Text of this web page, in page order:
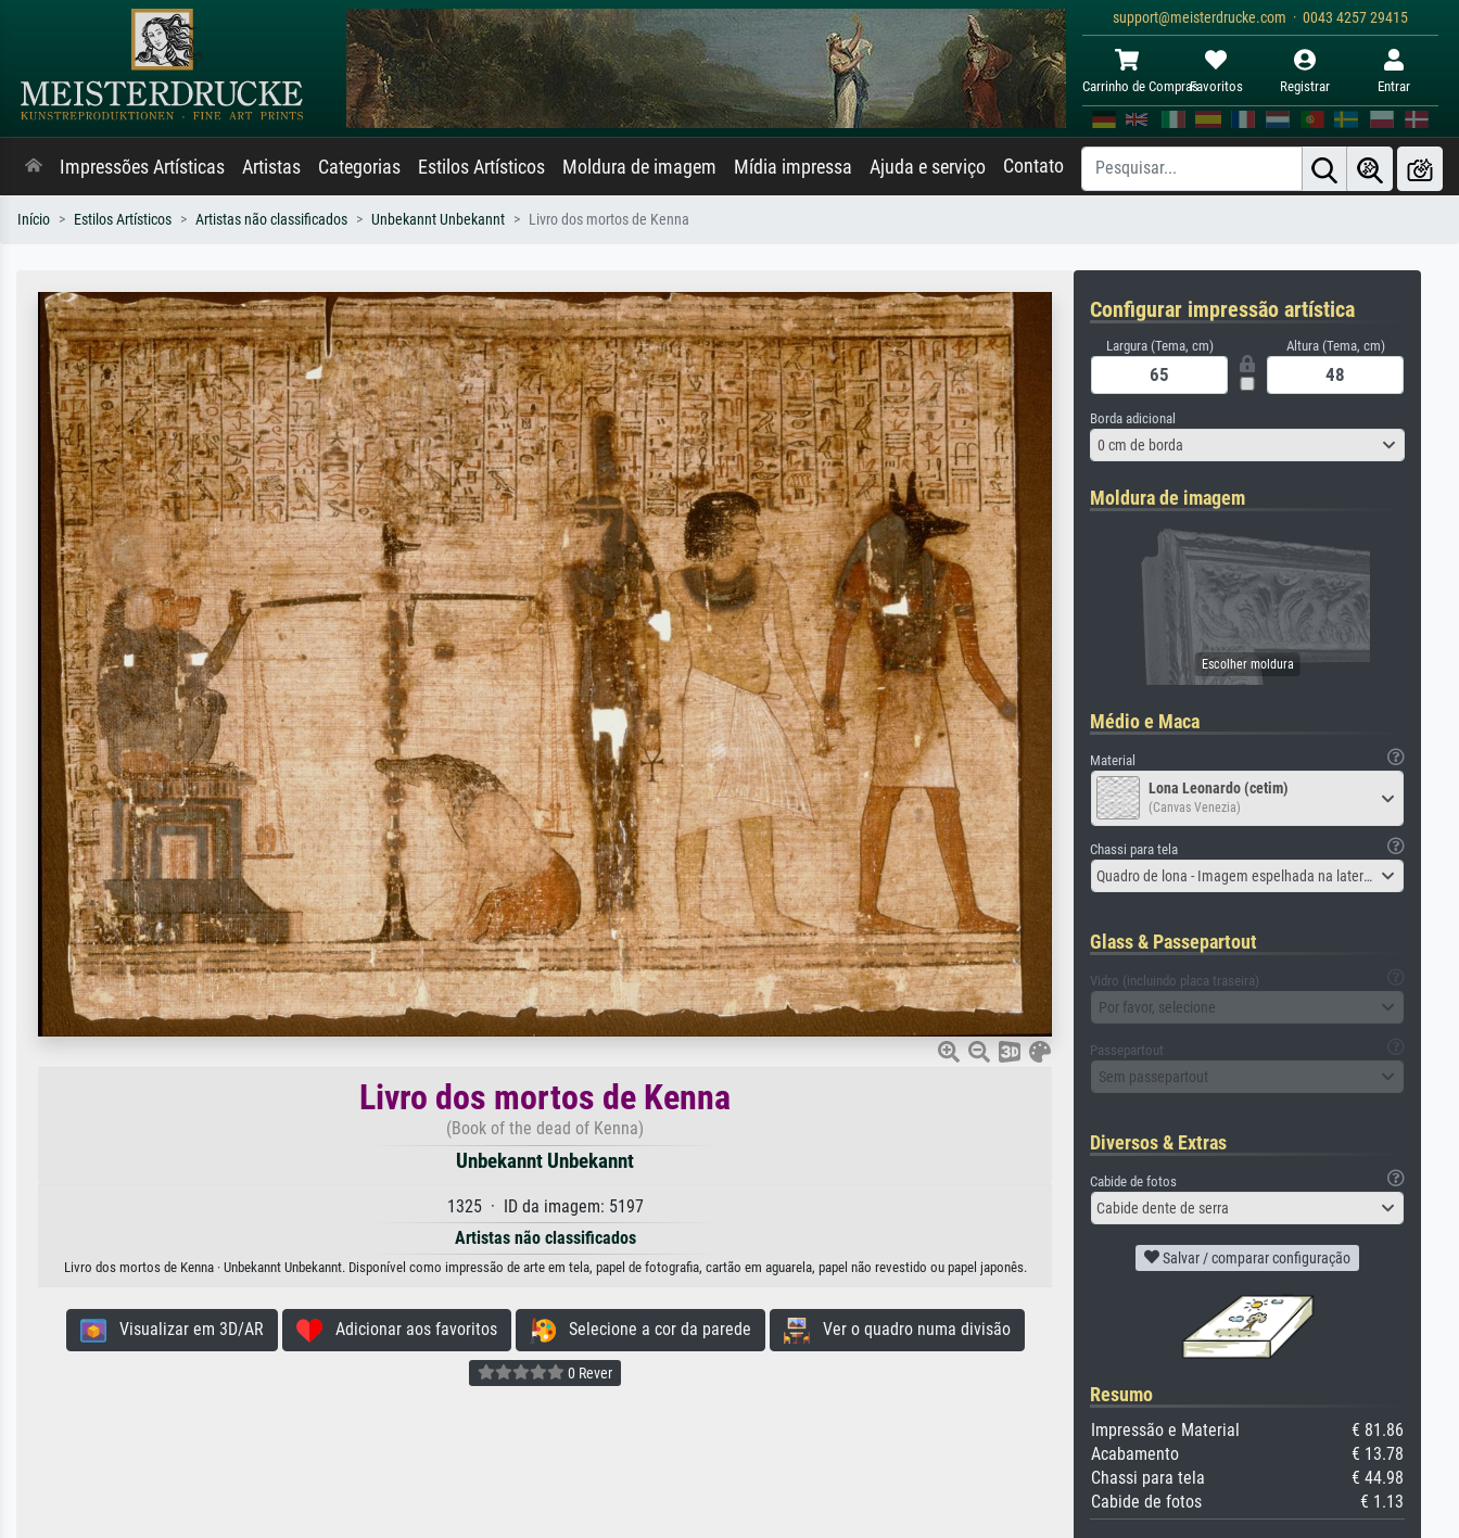
support@meisterdrucke.com · 0043 4257 29415
Carrinho de ComprasFavoritos Registrar Entrar
Impressões Artísticas Artistas Categorias Estilos Artísticos Moldura de imagem Mídia impressa Ajuda e serviço Contato
Início Estilos Artísticos Artistas não classificados Unbekannt Unbekannt Livro dos mortos de Kenna
Livro dos mortos de Kenna
(Book of the dead of Kenna)
Unbekannt Unbekannt
1325 · ID da imagem: 5197
Artistas não classificados
Livro dos mortos de Kenna · Unbekannt Unbekannt. Disponível como impressão de arte em tela, papel de fotografia, cartão em aguarela, papel não revestido ou papel japonês.
Visualizar em 3D/AR Adicionar aos favoritos Selecione a cor da parede Ver o quadro numa divisão
0 Rever
Configurar impressão artística
Largura (Tema, cm) Altura (Tema, cm)
Borda adicional
0 cm de borda
Moldura de imagem
Médio e Maca
Material
Lona Leonardo (cetim)
(Canvas Venezia)
Chassi para tela
Quadro de lona - Imagem espelhada na lateral
Glass & Passepartout
Vidro (incluindo placa traseira)
Por favor, selecione
Passepartout
Sem passepartout
Diversos & Extras
Cabide de fotos
Cabide dente de serra
Salvar / comparar configuração
Resumo
Impressão e Material
€ 81.86
Acabamento
€ 13.78
Chassi para tela
€ 44.98
Cabide de fotos
€ 1.13